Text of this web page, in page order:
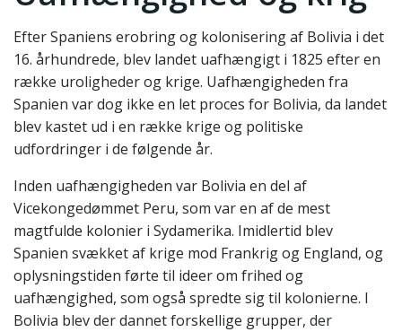
Efter Spaniens erobring og kolonisering af Bolivia i det
16. århundrede, blev landet uafhængigt i 1825 efter en
række uroligheder og krige. Uafhængigheden fra
Spanien var dog ikke en let proces for Bolivia, da landet
blev kastet ud i en række krige og politiske
udfordringer i de følgende år.
Inden uafhængigheden var Bolivia en del af
Vicekongedømmet Peru, som var en af de mest
magtfulde kolonier i Sydamerika. Imidlertid blev
Spanien svækket af krige mod Frankrig og England, og
oplysningstiden førte til ideer om frihed og
uafhængighed, som også spredte sig til kolonierne. I
Bolivia blev der dannet forskellige grupper, der